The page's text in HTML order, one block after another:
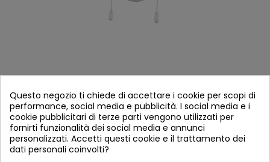
VENTILADER 44060
Riferimento 44060
Verifica disponibilità
Questo negozio ti chiede di accettare i cookie per scopi di
performance, social media e pubblicità. I social media e i
cookie pubblicitari di terze parti vengono utilizzati per
fornirti funzionalità dei social media e annunci
personalizzati. Accetti questi cookie e il trattamento dei
dati personali coinvolti?